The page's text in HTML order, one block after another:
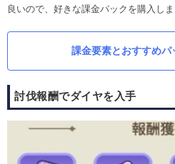
良いので、好きな課金パックを購入しま
課金要素とおすすめパ
討伐報酬でダイヤを入手